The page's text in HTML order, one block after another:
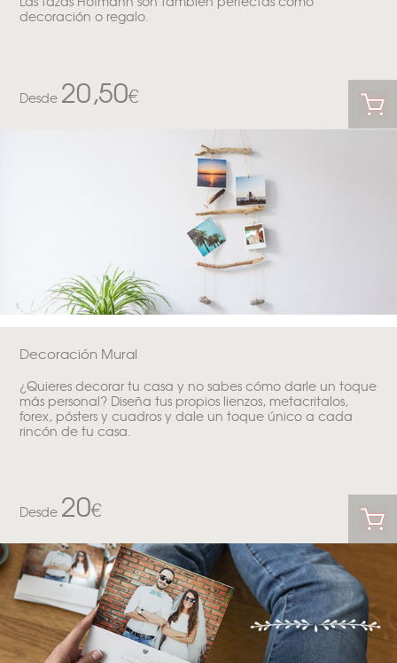
decoración o regalo.
Desde 20,50€
Decoración Mural
¿Quieres decorar tu casa y no sabes cómo darle un toque
más personal? Diseña tus propios lienzos, metacritalos,
forex, pósters y cuadros y dale un toque único a cada
rincón de tu casa.
Desde 20€